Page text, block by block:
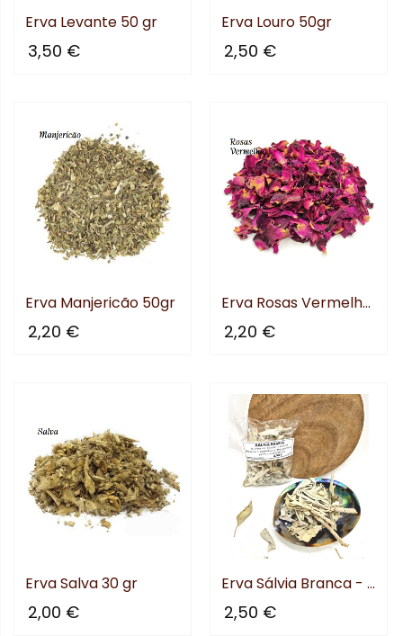
Erva Levante 50 gr
3,50 €
Erva Louro 50gr
2,50 €
Erva Manjericão 50gr
2,20 €
Erva Rosas Vermelhas 30gr
2,20 €
Erva Salva 30 gr
2,00 €
Erva Sálvia Branca - 20 gr
2,50 €